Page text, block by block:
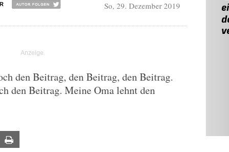
So, 29. Dezember 2019
den Beitrag, den Beitrag, den Beitrag.
den Beitrag. Meine Oma lehnt den